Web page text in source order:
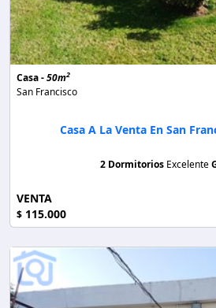
Casa -50m2
San Francisco
Casa A La Venta En San
2 Dormitorios Excelente
VENTA
$ 115.000